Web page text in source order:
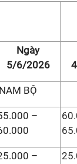
Ngày
5/6/2026
BỘ
–
–